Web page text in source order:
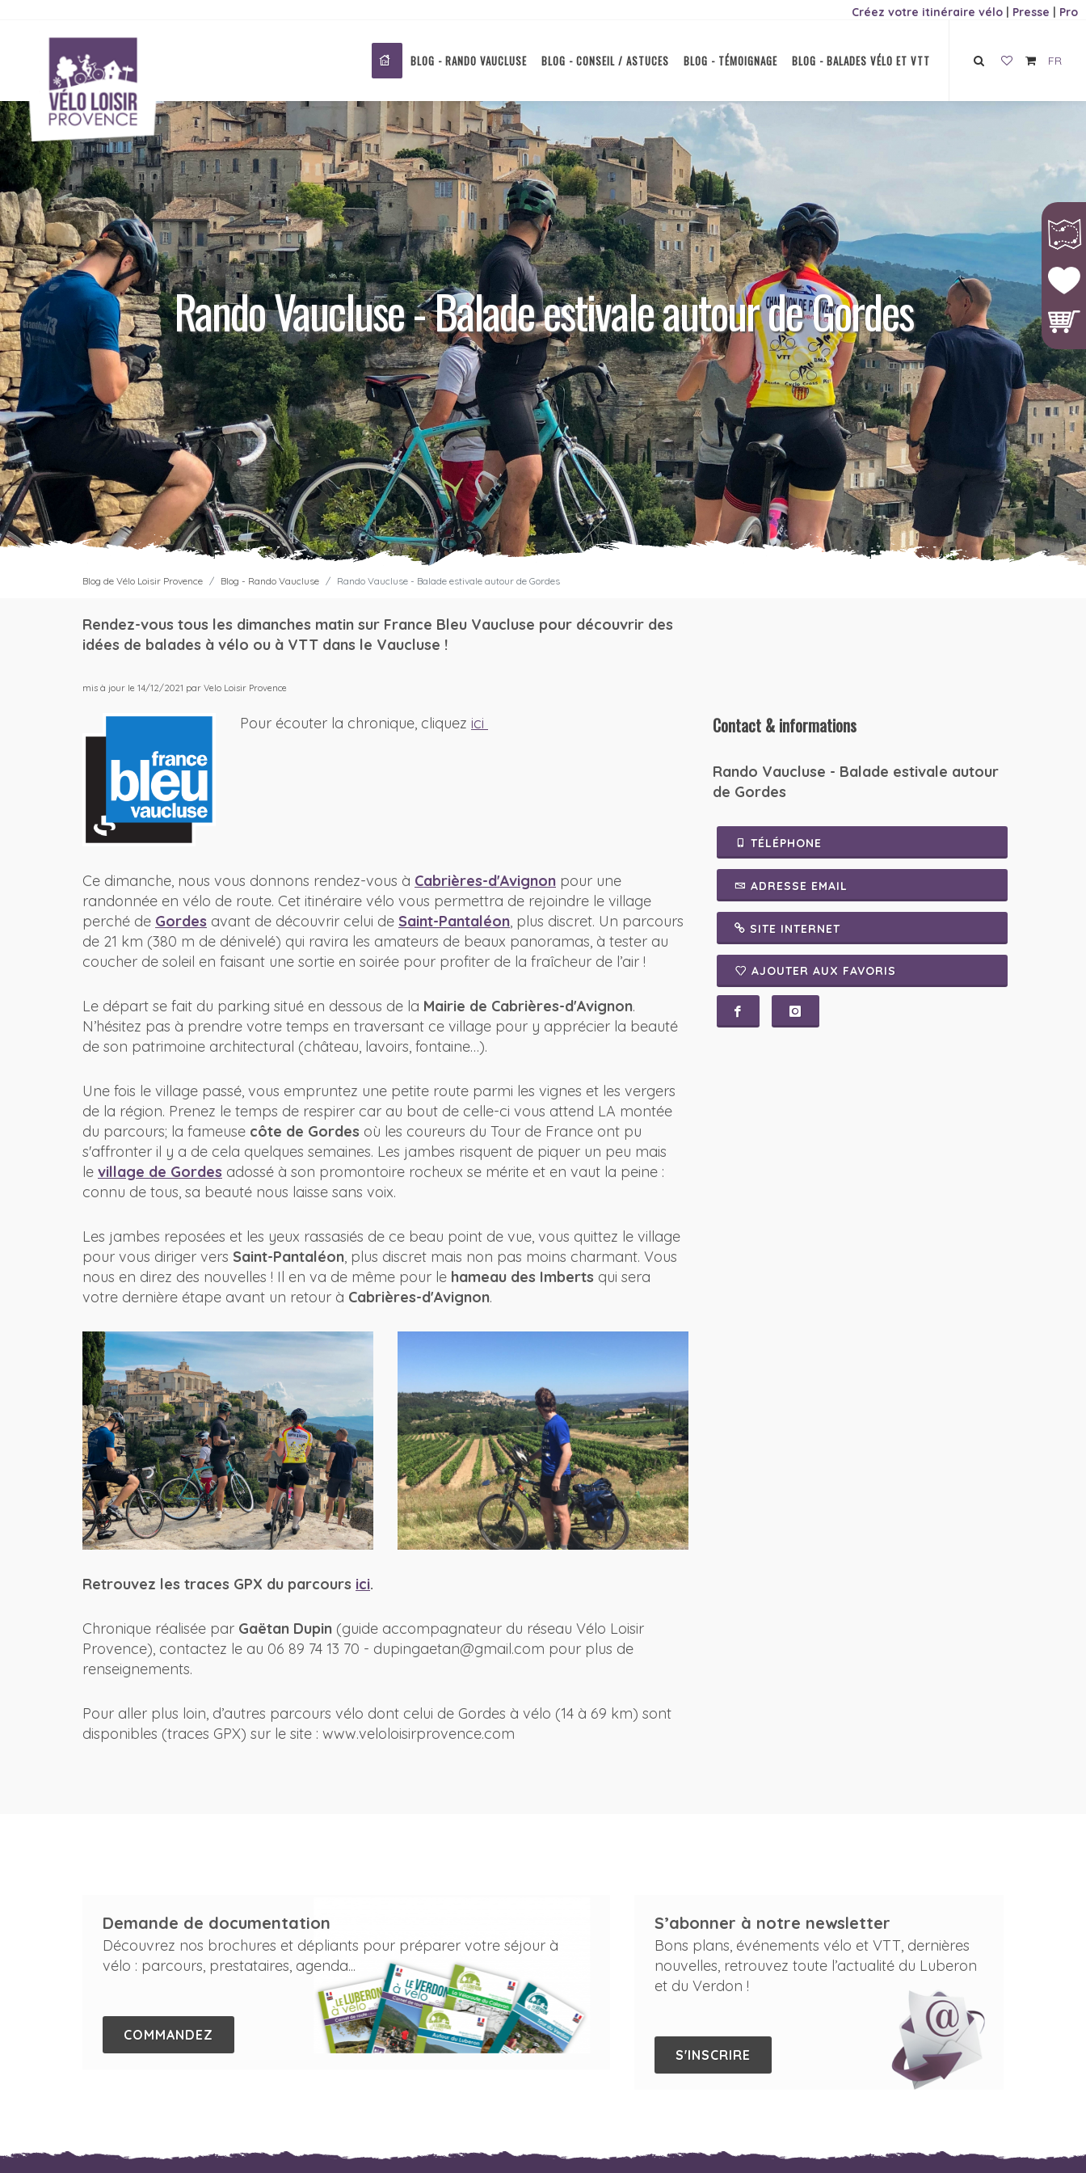
Créez votre itinéraire vélo | Presse | Pro
BLOG - RANDO VAUCLUSE BLOG - CONSEIL / ASTUCES BLOG - TÉMOIGNAGE BLOG - BALADES VÉLO ET VTT FR
Rando Vaucluse - Balade estivale autour de Gordes
Blog de Vélo Loisir Provence Blog - Rando Vaucluse Rando Vaucluse - Balade estivale autour de Gordes
Rendez-vous tous les dimanches matin sur France Bleu Vaucluse pour découvrir des
idées de balades à vélo ou à VTT dans le Vaucluse !
mis à jour le 14/12/2021 par Velo Loisir Provence
Pour écouter la chronique, cliquez ici
Ce dimanche, nous vous donnons rendez-vous à Cabrières-d'Avignon pour une
randonnée en vélo de route. Cet itinéraire vélo vous permettra de rejoindre le village
perché de Gordes avant de découvrir celui de Saint-Pantaléon, plus discret. Un parcours
de 21 km (380 m de dénivelé) qui ravira les amateurs de beaux panoramas, à tester au
coucher de soleil en faisant une sortie en soirée pour profiter de la fraîcheur de l’air !
Le départ se fait du parking situé en dessous de la Mairie de Cabrières-d'Avignon.
N’hésitez pas à prendre votre temps en traversant ce village pour y apprécier la beauté
de son patrimoine architectural (château, lavoirs, fontaine…).
Une fois le village passé, vous empruntez une petite route parmi les vignes et les vergers
de la région. Prenez le temps de respirer car au bout de celle-ci vous attend LA montée
du parcours; la fameuse côte de Gordes où les coureurs du Tour de France ont pu
s'affronter il y a de cela quelques semaines. Les jambes risquent de piquer un peu mais
le village de Gordes adossé à son promontoire rocheux se mérite et en vaut la peine :
connu de tous, sa beauté nous laisse sans voix.
Les jambes reposées et les yeux rassasiés de ce beau point de vue, vous quittez le village
pour vous diriger vers Saint-Pantaléon, plus discret mais non pas moins charmant. Vous
nous en direz des nouvelles ! Il en va de même pour le hameau des Imberts qui sera
votre dernière étape avant un retour à Cabrières-d'Avignon.
Retrouvez les traces GPX du parcours ici.
Chronique réalisée par Gaëtan Dupin (guide accompagnateur du réseau Vélo Loisir
Provence), contactez le au 06 89 74 13 70 - dupingaetan@gmail.com pour plus de
renseignements.
Pour aller plus loin, d’autres parcours vélo dont celui de Gordes à vélo (14 à 69 km) sont
disponibles (traces GPX) sur le site : www.veloloisirprovence.com
Contact & informations
Rando Vaucluse - Balade estivale autour
de Gordes
TÉLÉPHONE
ADRESSE EMAIL
SITE INTERNET
AJOUTER AUX FAVORIS
Demande de documentation
Découvrez nos brochures et dépliants pour préparer votre séjour à
vélo : parcours, prestataires, agenda...
COMMANDEZ
S’abonner à notre newsletter
Bons plans, événements vélo et VTT, dernières
nouvelles, retrouvez toute l’actualité du Luberon
et du Verdon !
S'INSCRIRE